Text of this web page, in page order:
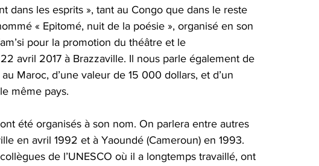
dans les esprits », tant au Congo que dans le reste
« Epitomé, nuit de la poésie », organisé en son
pour la promotion du théâtre et le
avril 2017 à Brazzaville. Il nous parle également de
Maroc, d’une valeur de 15 000 dollars, et d’un
même pays.
été organisés à son nom. On parlera entre autres
en avril 1992 et à Yaoundé (Cameroun) en 1993.
de l’UNESCO où il a longtemps travaillé, ont